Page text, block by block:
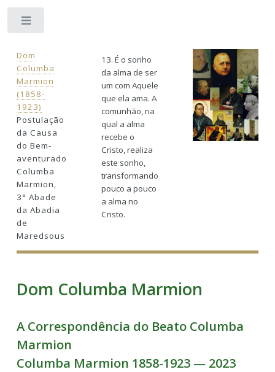
Dom
Columba
Marmion
(1858-
1923)
Postulação
da Causa
do Bem-
aventurado
Columba
Marmion,
3° Abade
da Abadia
de
Maredsous
13. É o sonho
da alma de ser
um com Aquele
que ela ama. A
comunhão, na
qual a alma
recebe o
Cristo, realiza
este sonho,
transformando
pouco a pouco
a alma no
Cristo.
Dom Columba Marmion
A Correspondência do Beato Columba
Marmion
Columba Marmion 1858-1923 — 2023